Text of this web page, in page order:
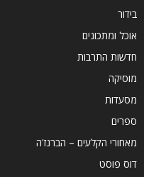
בידור
אוכל ומתכונים
חדשות התרבות
מוסיקה
מסעדות
ספרים
מאחורי הקלעים – הברנז'ה
דוס פוסט